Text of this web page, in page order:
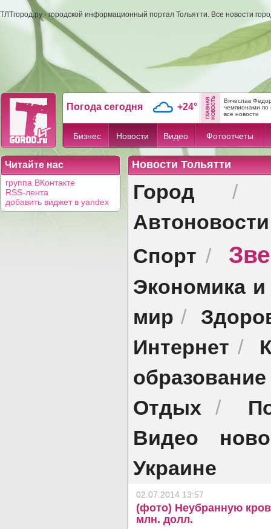
ТЛТгород.ру - городской информационный портал Тольятти. Все новости
Погода сегодня +24°
Вячеслав
чемпионами по
все новости
Бизнес Новости Видео Фотоотчеты
Читайте нас
группа ВКонтакте
RSS-лента
добавить виджет в yandex
Новости Тольятти
Город
Автоновости
Спорт /
Экономика
мир /
Интернет /
образование
Отдых /
Видео
Украине
02.07.2014 13:57
(фото) Неубранную
млн. долл.